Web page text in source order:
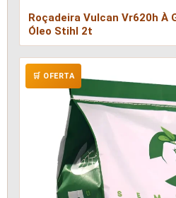
Roçadeira Vulcan Vr620h À
Óleo Stihl 2t
🛒 OFERTA